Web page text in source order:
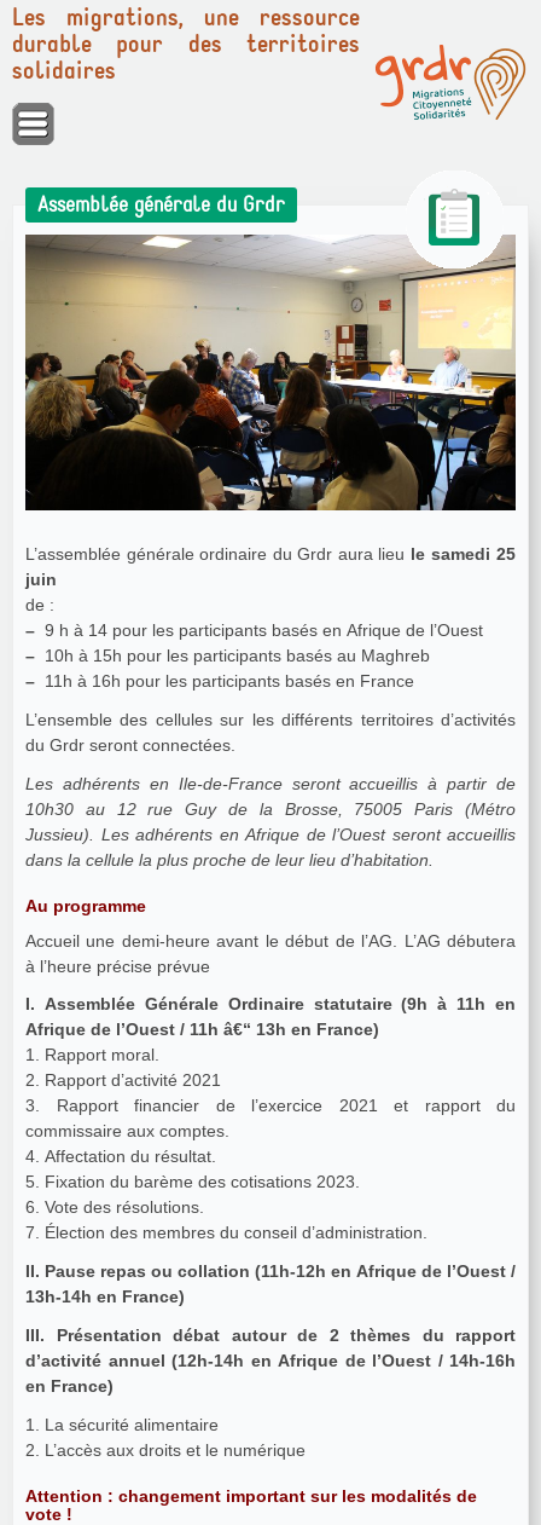
Panneau de gestion des cookies
Les migrations, une ressource
durable pour des territoires
solidaires
Assemblée générale du Grdr
L’assemblée générale ordinaire du Grdr aura lieu le samedi 25
juin
de :
– 9 h à 14 pour les participants basés en Afrique de l’Ouest
– 10h à 15h pour les participants basés au Maghreb
– 11h à 16h pour les participants basés en France
L’ensemble des cellules sur les différents territoires d’activités
du Grdr seront connectées.
Les adhérents en Ile-de-France seront accueillis à partir de
10h30 au 12 rue Guy de la Brosse, 75005 Paris (Métro
Jussieu). Les adhérents en Afrique de l’Ouest seront accueillis
dans la cellule la plus proche de leur lieu d’habitation.
Au programme
Accueil une demi-heure avant le début de l’AG. L’AG débutera
à l’heure précise prévue
I. Assemblée Générale Ordinaire statutaire (9h à 11h en
Afrique de l’Ouest / 11h â€“ 13h en France)
1. Rapport moral.
2. Rapport d’activité 2021
3. Rapport financier de l’exercice 2021 et rapport du
commissaire aux comptes.
4. Affectation du résultat.
5. Fixation du barème des cotisations 2023.
6. Vote des résolutions.
7. Élection des membres du conseil d’administration.
II. Pause repas ou collation (11h-12h en Afrique de l’Ouest /
13h-14h en France)
III. Présentation débat autour de 2 thèmes du rapport
d’activité annuel (12h-14h en Afrique de l’Ouest / 14h-16h
en France)
1. La sécurité alimentaire
2. L’accès aux droits et le numérique
Attention : changement important sur les modalités de
vote !